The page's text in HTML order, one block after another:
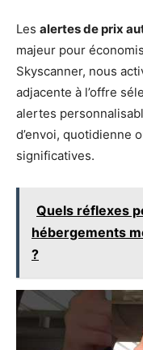
Les alertes de prix
majeur pour
Skyscanner, nous
adjacente à l’offre
alertes
d’envoi, quotidienne
significatives.
Quels réflexes
hébergements
?